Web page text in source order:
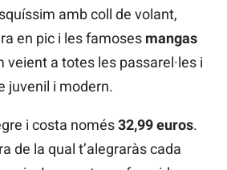
amb coll de volant,
en pic i les famoses mangas
veient a totes les passarel·les i
juvenil i modern.
i costa només32,99 euros.
de la qual t’alegraràs cada